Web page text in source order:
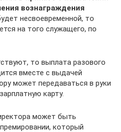
вознаграждения
несвоевременной, то
на того служащего, по
то выплата разового
вместе с выдачей
может передаваться в руки
карту.
может быть
который